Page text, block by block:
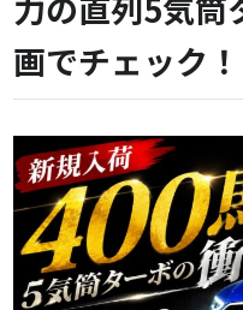
画でチェック！